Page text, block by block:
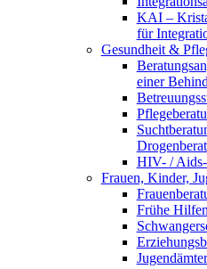
KAI –
für
Gesundheit &
einer
HIV- / Aids-
Frauen, Kinder,
Frühe Hilfen
Jugendämter